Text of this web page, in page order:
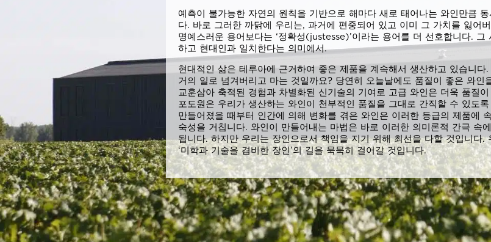
예측이 불가능한 자연의 원칙을 기반으로 해마다 새로 태어나는 와인만큼
다. 바로 그러한 까닭에 우리는, 과거에 편중되어 있고 이미 그 가치를 잃어
명예스러운 용어보다는 ‘정확성(justesse)’이라는 용어를 더 선호합니다.
하고 현대인과 일치한다는 의미에서.
현대적인 삶은 테루아에 근거하여 좋은 제품을 계속해서 생산하고 있습니
거의 일로 넘겨버리고 마는 것일까요? 당연히 오늘날에도 품질이 좋은 와인
교훈삼아 축적된 경험과 차별화된 신기술의 기여로 고급 와인은 더욱 품질
포도원은 우리가 생산하는 와인이 천부적인 품질을 그대로 간직할 수 있도
만들어졌을 때부터 인간에 의해 변화를 겪은 와인은 이러한 등급의 제품에
숙성을 거칩니다. 와인이 만들어내는 마법은 바로 이러한 의미론적 간극 속
됩니다. 하지만 우리는 장인으로서 책임을 지기 위해 최선을 다할 것입니다.
‘미학과 기술을 겸비한 장인’의 길을 묵묵히 걸어갈 것입니다.